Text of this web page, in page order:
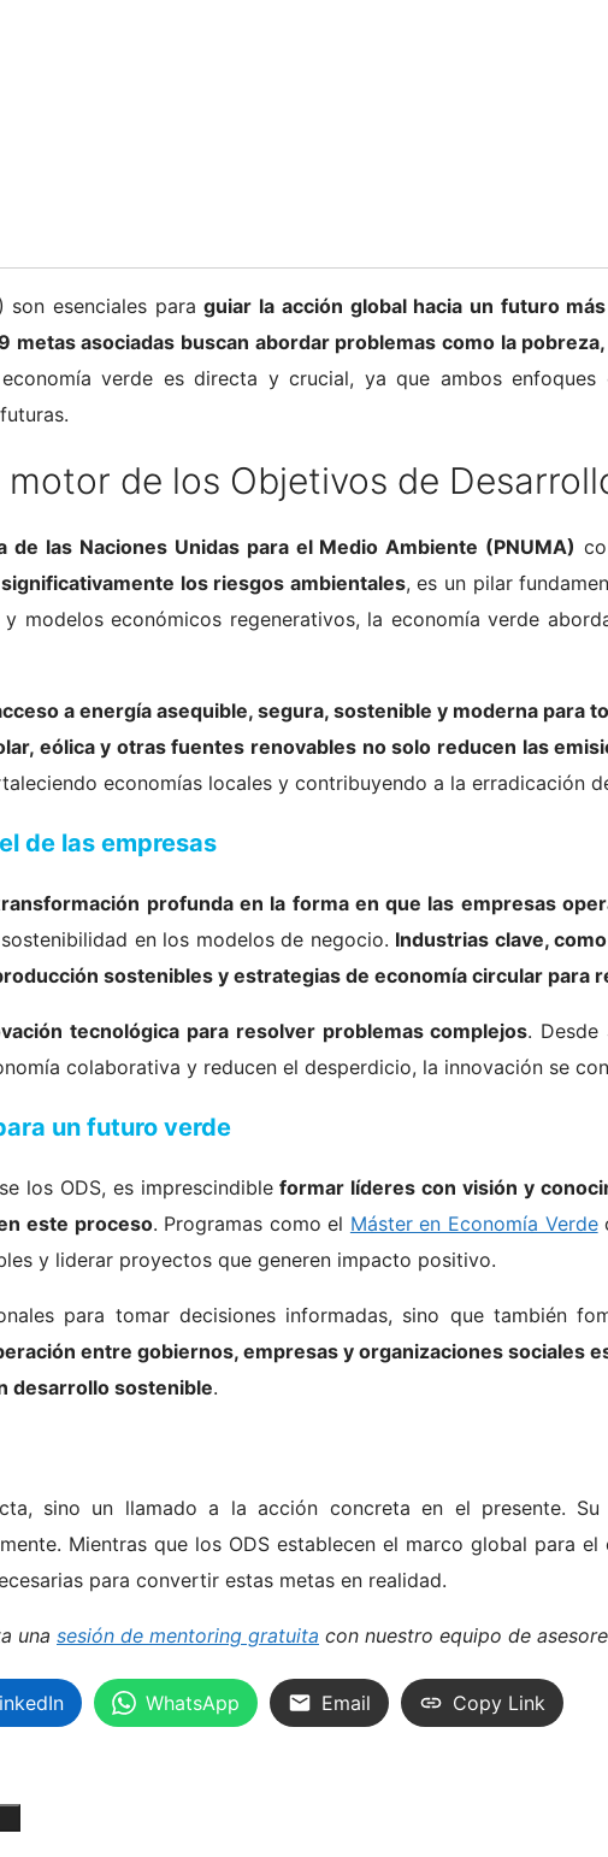
son esenciales paraguiar la acción global hacia un futuro
metas asociadas buscan abordar problemas como la
verde es directa y crucial, ya que ambos
de los Objetivos de
de las Naciones Unidas para el Medio Ambiente (PNUMA)
los riesgos ambientales, es un pilar
modelos económicos regenerativos, la economía verde
a energía asequible, segura, sostenible y moderna para
eólica y otras fuentes renovables no solo reducen las
economías locales y contribuyendo a la erradicación
de las empresas
ransformación profunda en la forma en que las empresas
en los modelos de negocio. Industrias clave,
sostenibles y estrategias de economía circular para
tecnológica para resolver problemas complejos. Desde
colaborativa y reducen el desperdicio, la innovación se
un futuro verde
los ODS, es imprescindible formar líderes con visión y
este proceso. Programas como el Máster en Economía Verde
y liderar proyectos que generen impacto positivo.
para tomar decisiones informadas, sino que también
entre gobiernos, empresas y organizaciones sociales
desarrollo sostenible.
sino un llamado a la acción concreta en el presente.
Mientras que los ODS establecen el marco global para
para convertir estas metas en realidad.
una sesión de mentoring gratuita con nuestro equipo de
WhatsApp Email Copy Link